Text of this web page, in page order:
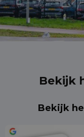
Bekijk
Bekijk